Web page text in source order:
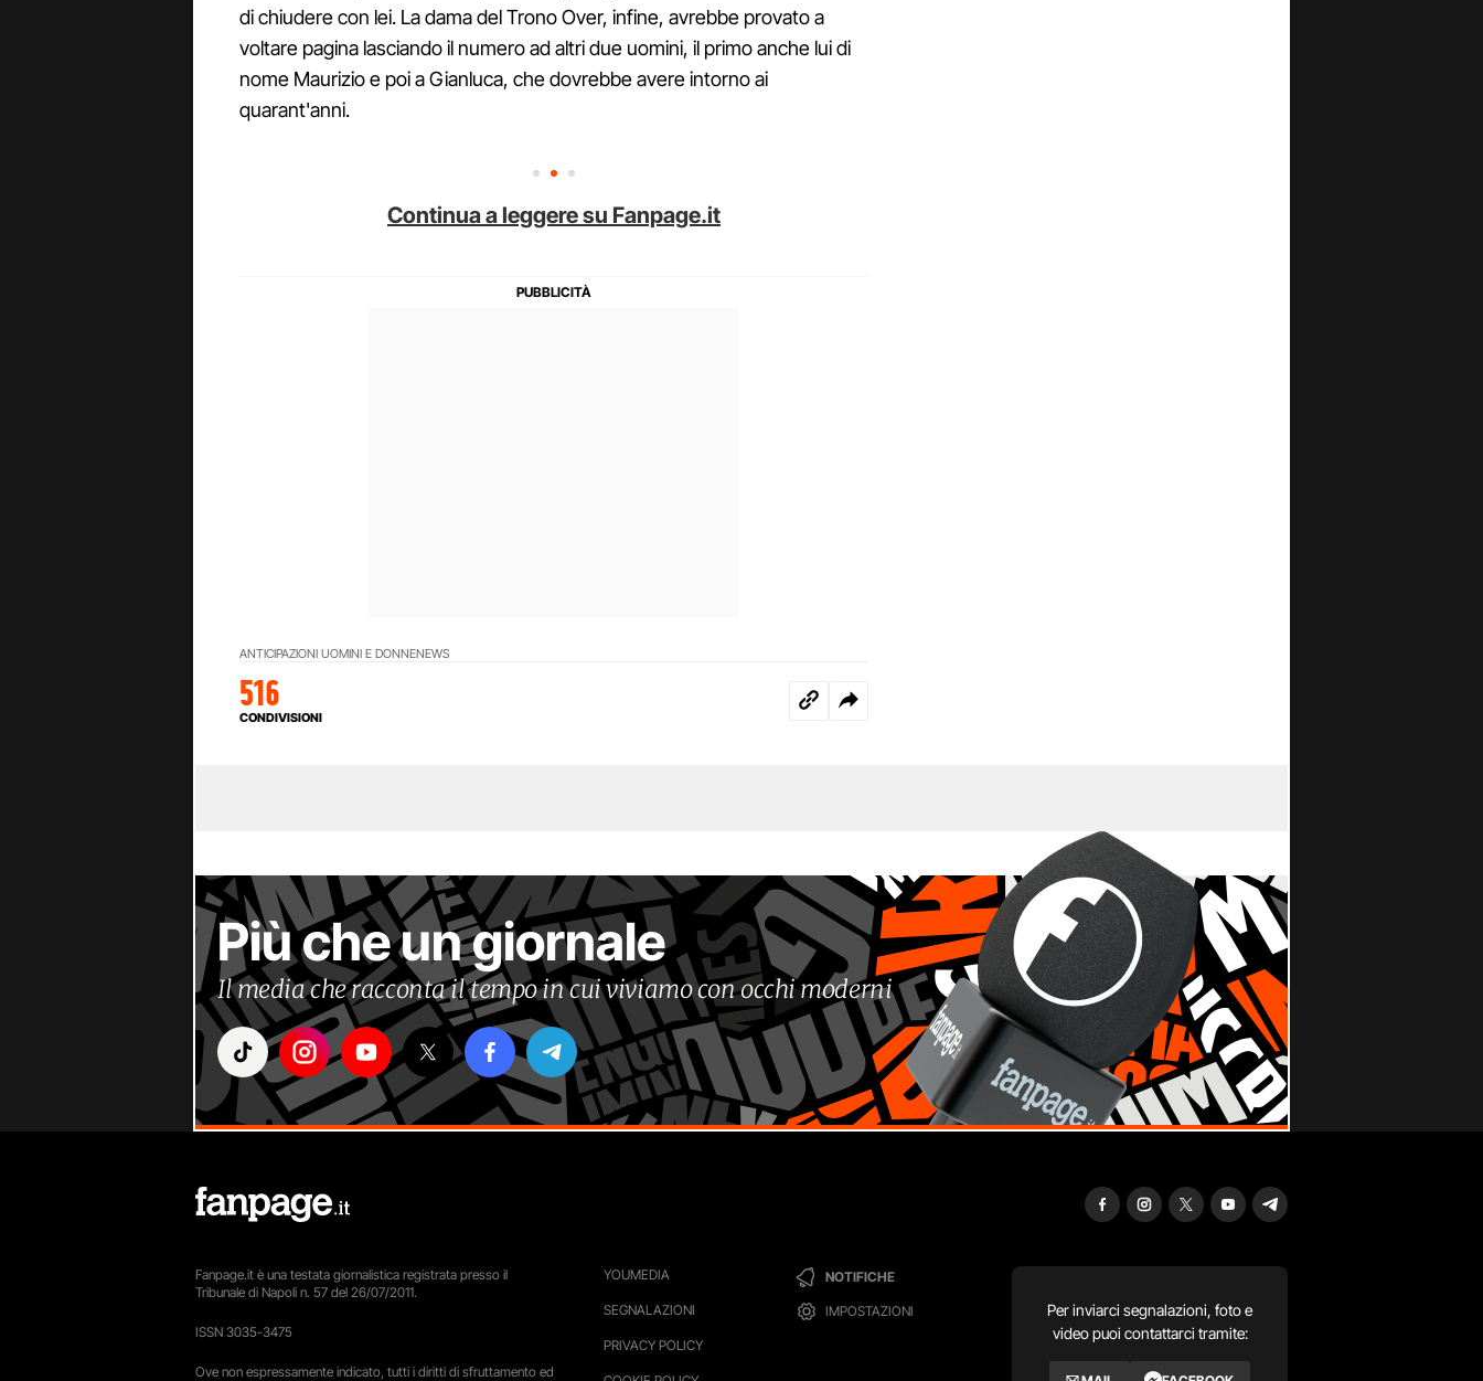
di chiudere con lei. La dama del Trono Over, infine, avrebbe provato a
voltare pagina lasciando il numero ad altri due uomini, il primo anche lui di
nome Maurizio e poi a Gianluca, che dovrebbe avere intorno ai
quarant'anni.
Continua a leggere su Fanpage.it
ANTICIPAZIONI UOMINI E DONNENEWS
516
CONDIVISIONI
Più che un giornale
Il media che racconta il tempo in cui viviamo con occhi moderni
YOUMEDIA
SEGNALAZIONI
PRIVACY POLICY
NOTIFICHE
IMPOSTAZIONI
Per inviarci segnalazioni, foto e
video puoi contattarci tramite:
Fanpage.it è una testata giornalistica registrata presso il
Tribunale di Napoli n. 57 del 26/07/2011.
ISSN 3035-3475
Ove non espressamente indicato, tutti i diritti di sfruttamento ed